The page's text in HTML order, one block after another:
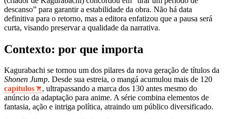
descanso” para garantir a estabilidade da obra. Não há data
definitiva para o retorno, mas a editora enfatizou que a pausa será
curta, visando preservar a qualidade da narrativa.
Contexto: por que importa
Kagurabachi se tornou um dos pilares da nova geração de títulos da
Shonen Jump. Desde sua estreia, o mangá acumulou mais de 120
capítulos
, ultrapassando a marca dos 130 antes mesmo do
anúncio da adaptação para anime. A série combina elementos de
fantasia, ação e intriga política, atraindo um público diversificado.